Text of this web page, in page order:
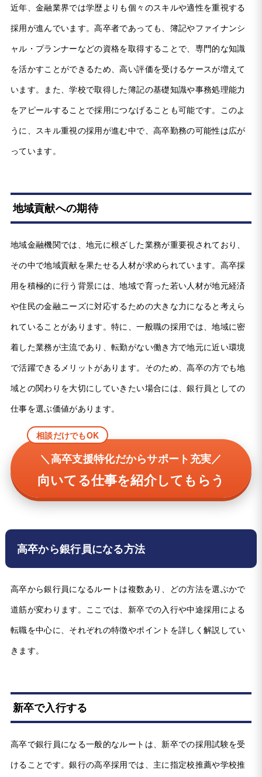
近年、金融業界では学歴よりも個々のスキルや適性を重視する
採用が進んでいます。高卒者であっても、簿記やファイナンシ
ャル・プランナーなどの資格を取得することで、専門的な知識
を活かすことができるため、高い評価を受けるケースが増えて
います。また、学校で取得した簿記の基礎知識や事務処理能力
をアピールすることで採用につなげることも可能です。このよ
うに、スキル重視の採用が進む中で、高卒勤務の可能性は広が
っています。
地域貢献への期待
地域金融機関では、地元に根ざした業務が重要視されており、
その中で地域貢献を果たせる人材が求められています。高卒採
用を積極的に行う背景には、地域で育った若い人材が地元経済
や住民の金融ニーズに対応するための大きな力になると考えら
れていることがあります。特に、一般職の採用では、地域に密
着した業務が主流であり、転勤がない働き方で地元に近い環境
で活躍できるメリットがあります。そのため、高卒の方でも地
域との関わりを大切にしていきたい場合には、銀行員としての
仕事を選ぶ価値があります。
相談だけでもOK
＼高卒支援特化だからサポート充実／
向いてる仕事を紹介してもらう
高卒から銀行員になる方法
高卒から銀行員になるルートは複数あり、どの方法を選ぶかで
道筋が変わります。ここでは、新卒での入行や中途採用による
転職を中心に、それぞれの特徴やポイントを詳しく解説してい
きます。
新卒で入行する
高卒で銀行員になる一般的なルートは、新卒での採用試験を受
けることです。銀行の高卒採用では、主に指定校推薦や学校推